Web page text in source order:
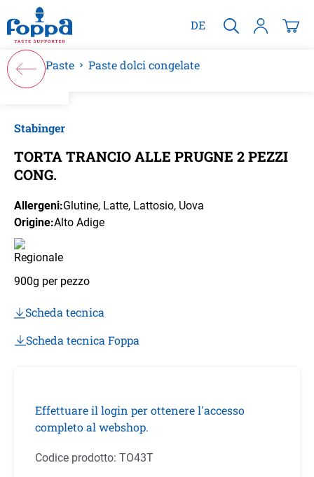
principale
DE
Paste Paste dolci congelate
Stabinger
TORTA TRANCIO ALLE PRUGNE 2 PEZZI
CONG.
Allergeni:Glutine, Latte, Lattosio, Uova
Origine:Alto Adige
900g per pezzo
Scheda tecnica
Scheda tecnica Foppa
Effettuare il login per ottenere l'accesso
completo al webshop.
Codice prodotto: TO43T